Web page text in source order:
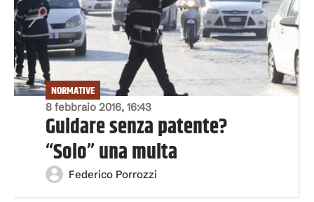
8 febbraio 2016, 16:43
NORMATIVE
Guidare senza patente?
“Solo” una multa
Federico Porrozzi